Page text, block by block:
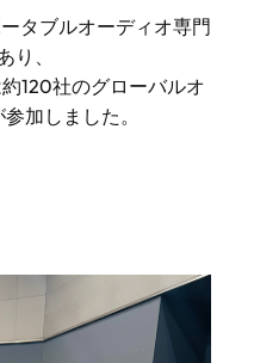
タブルオーディオ専門
り、
120社のグローバルオ
加しました。